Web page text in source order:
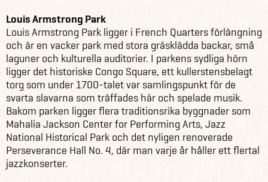
Louis Armstrong Park
Louis Armstrong Park ligger i French Quarters förlängning
och är en vacker park med stora gräsklädda backar, små
laguner och kulturella auditorier. I parkens sydliga hörn
ligger det historiske Congo Square, ett kullerstensbelagt
torg som under 1700-talet var samlingspunkt för de
svarta slavarna som träffades här och spelade musik.
Bakom parken ligger flera traditionsrika byggnader som
Mahalia Jackson Center for Performing Arts, Jazz
National Historical Park och det nyligen renoverade
Perseverance Hall No. 4, där man varje år håller ett flertal
jazzkonserter.